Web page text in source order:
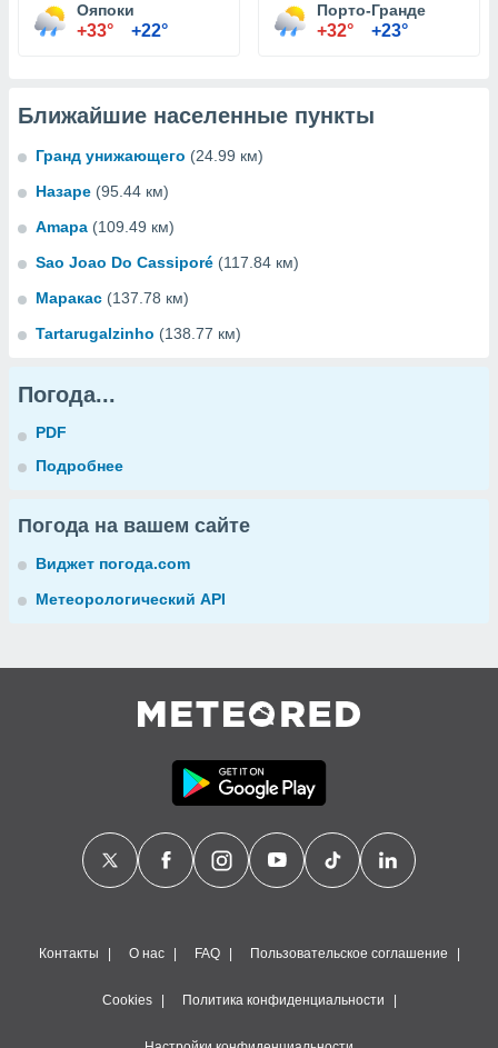
Ояпоки
+33° +22°
Порто-Гранде
+32° +23°
Ближайшие населенные пункты
Гранд унижающего (24.99 км)
Назаре (95.44 км)
Amapa (109.49 км)
Sao Joao Do Cassiporé (117.84 км)
Маракас (137.78 км)
Tartarugalzinho (138.77 км)
Погода...
PDF
Подробнее
Погода на вашем сайте
Виджет погода.com
Метеорологический API
Контакты О нас FAQ Пользовательское соглашение
Cookies Политика конфиденциальности